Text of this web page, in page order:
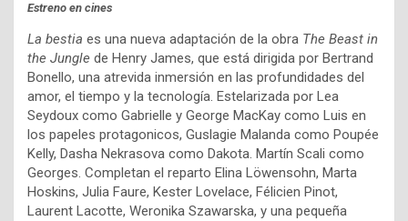
Estreno en cines
La bestia es una nueva adaptación de la obra The Beast in
the Jungle de Henry James, que está dirigida por Bertrand
Bonello, una atrevida inmersión en las profundidades del
amor, el tiempo y la tecnología. Estelarizada por Lea
Seydoux como Gabrielle y George MacKay como Luis en
los papeles protagonicos, Guslagie Malanda como Poupée
Kelly, Dasha Nekrasova como Dakota. Martín Scali como
Georges. Completan el reparto Elina Löwensohn, Marta
Hoskins, Julia Faure, Kester Lovelace, Félicien Pinot,
Laurent Lacotte, Weronika Szawarska, y una pequeña